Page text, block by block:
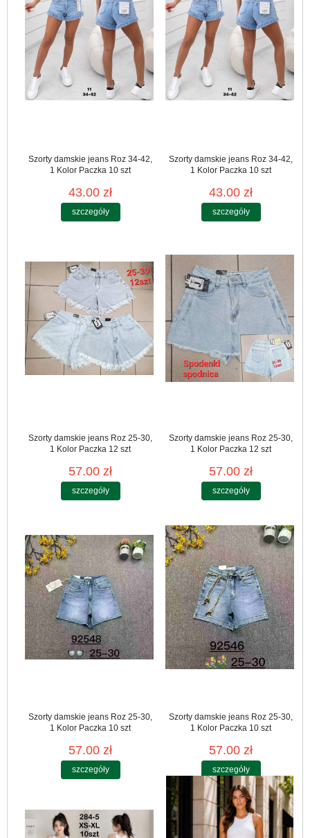
Szorty damskie jeans Roz 34-42,
1 Kolor Paczka 10 szt
43.00 zł
szczegóły
Szorty damskie jeans Roz 34-42,
1 Kolor Paczka 10 szt
43.00 zł
szczegóły
Szorty damskie jeans Roz 25-30,
1 Kolor Paczka 12 szt
57.00 zł
szczegóły
Szorty damskie jeans Roz 25-30,
1 Kolor Paczka 12 szt
57.00 zł
szczegóły
Szorty damskie jeans Roz 25-30,
1 Kolor Paczka 10 szt
57.00 zł
szczegóły
Szorty damskie jeans Roz 25-30,
1 Kolor Paczka 10 szt
57.00 zł
szczegóły